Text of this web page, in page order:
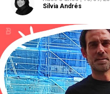
Silvia Andrés